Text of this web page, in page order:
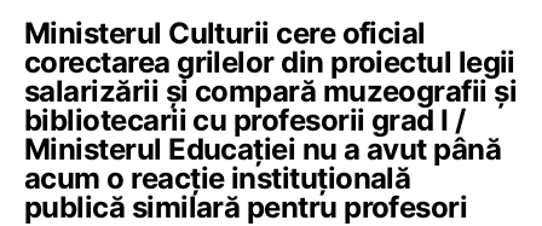
Ministerul Culturii cere oficial
corectarea grilelor din proiectul legii
salarizării și compară muzeografii și
bibliotecarii cu profesorii grad I /
Ministerul Educației nu a avut până
acum o reacție instituțională
publică similară pentru profesori